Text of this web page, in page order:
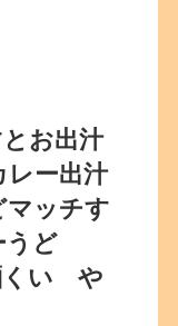
お出汁
レー出汁
マッチす
うど
い や